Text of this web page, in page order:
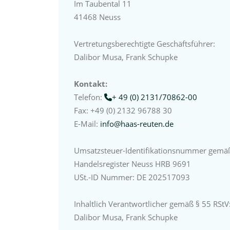
Im Taubental 11
41468 Neuss
Vertretungsberechtigte Geschäftsführer:
Dalibor Musa, Frank Schupke
Kontakt:
Telefon:
+ 49 (0) 2131/70862-00
Fax: +49 (0) 2132 96788 30
E-Mail: info@haas-reuten.de
Umsatzsteuer-Identifikationsnummer
Handelsregister Neuss HRB 9691
USt.-ID Nummer: DE 202517093
Inhaltlich Verantwortlicher gemäß § 55 RStV:
Dalibor Musa, Frank Schupke